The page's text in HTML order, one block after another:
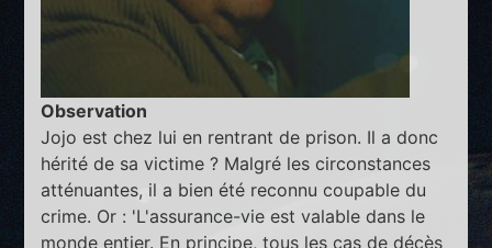
Observation
Jojo est chez lui en rentrant de prison. Il a donc
hérité de sa victime ? Malgré les circonstances
atténuantes, il a bien été reconnu coupable du
crime. Or : 'L'assurance-vie est valable dans le
monde entier. En principe, tous les cas de décès